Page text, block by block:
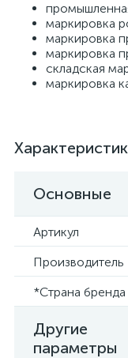
маркировка
маркировка
маркировка
складская
маркировка
Основные
Артикул
Производитель
*Страна бренда
Другие
параметры